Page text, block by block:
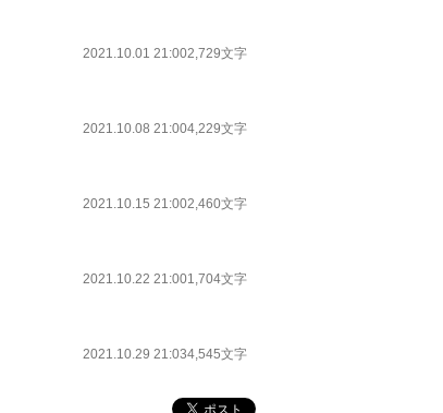
2021.10.01 21:002,729文字
2021.10.08 21:004,229文字
2021.10.15 21:002,460文字
2021.10.22 21:001,704文字
2021.10.29 21:034,545文字